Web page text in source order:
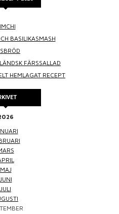
BASILIKASMASH
FÄRSSALLAD
HEMLAGAT RECEPT
MAJ
JUNI
JULI